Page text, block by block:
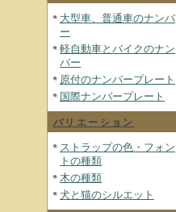
大型車、普通車のナンバ
ー
軽自動車とバイクのナン
バー
原付のナンバープレート
国際ナンバープレート
バリエーション
ストラップの色・フォン
トの種類
木の種類
犬と猫のシルエット